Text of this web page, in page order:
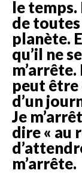
le
de
planète.
qu’il ne
peut être
d’un
Je
dire « au
m’arrête.